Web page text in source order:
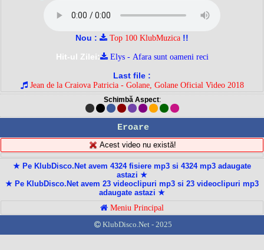
Nou : Top 100 KlubMuzica !!
Hit-ul Zilei:
Elys - Afara sunt oameni reci
Last file :
Jean de la Craiova Patricia - Golane, Golane Oficial Video 2018
Schimbă Aspect:
Eroare
Acest video nu există!
★ Pe KlubDisco.Net avem 4324 fisiere mp3 si 4324 mp3 adaugate
astazi ★
★ Pe KlubDisco.Net avem 23 videoclipuri mp3 si 23 videoclipuri mp3
adaugate astazi ★
Meniu Principal
KlubDisco.Net - 2025